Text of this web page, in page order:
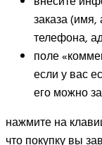
заказа
телефона,
поле
если у вас
его можно
нажмите на
что покупку вы